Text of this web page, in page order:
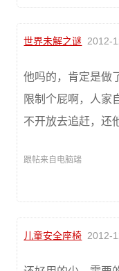
世界未解之谜 2012-
他吗的，肯定是做
限制个屁啊，人家
不开放去追赶，还
跟帖来自电脑端
儿童安全座椅 2012-